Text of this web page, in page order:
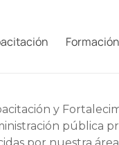
Formación
y
pública